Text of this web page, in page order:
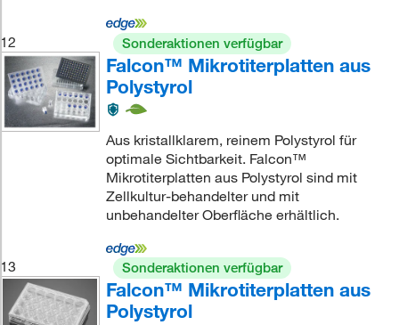
12 Sonderaktionen verfügbar
Falcon™ Mikrotiterplatten aus
Polystyrol
Aus kristallklarem, reinem Polystyrol für
optimale Sichtbarkeit. Falcon™
Mikrotiterplatten aus Polystyrol sind mit
Zellkultur-behandelter und mit
unbehandelter Oberfläche erhältlich.
13 Sonderaktionen verfügbar
Falcon™ Mikrotiterplatten aus
Polystyrol